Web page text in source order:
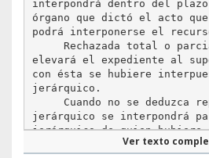
interpondrá dentro del
órgano que dictó el acto
podrá interponerse el
Rechazada total o
elevará el expediente al
con ésta se hubiere
jerárquico.
Cuando no se deduzca
jerárquico se interpondrá
jerárquico de quien hubiere
dentro de los 5 días
Ver texto